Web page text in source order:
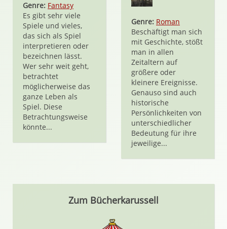
Genre: Fantasy
Es gibt sehr viele
Spiele und vieles,
das sich als Spiel
interpretieren oder
bezeichnen lässt.
Wer sehr weit geht,
betrachtet
möglicherweise das
ganze Leben als
Spiel. Diese
Betrachtungsweise
könnte...
Genre: Roman
Beschäftigt man sich
mit Geschichte, stößt
man in allen
Zeitaltern auf
größere oder
kleinere Ereignisse.
Genauso sind auch
historische
Persönlichkeiten von
unterschiedlicher
Bedeutung für ihre
jeweilige...
Zum Bücherkarussell